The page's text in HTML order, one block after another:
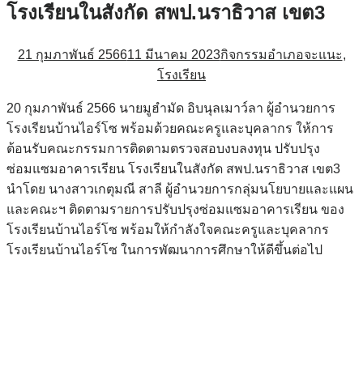
โรงเรียนในสังกัด สพป.นราธิวาส เขต3
21 กุมภาพันธ์ 256611 มีนาคม 2023กิจกรรมอำเภอจะแนะ,
โรงเรียน
20 กุมภาพันธ์ 2566 นายมูฮำมัด อิบนุลเมาว์ลา ผู้อำนวยการ
โรงเรียนบ้านไอร์โซ พร้อมด้วยคณะครูและบุคลากร ให้การ
ต้อนรับคณะกรรมการติดตามตรวจสอบงบลงทุน ปรับปรุง
ซ่อมแซมอาคารเรียน โรงเรียนในสังกัด สพป.นราธิวาส เขต3
นำโดย นางสาวเกตุมณี สาลี ผู้อำนวยการกลุ่มนโยบายและแผน
และคณะฯ ติดตามรายการปรับปรุงซ่อมแซมอาคารเรียน ของ
โรงเรียนบ้านไอร์โซ พร้อมให้กำลังใจคณะครูและบุคลากร
โรงเรียนบ้านไอร์โซ ในการพัฒนาการศึกษาให้ดีขึ้นต่อไป